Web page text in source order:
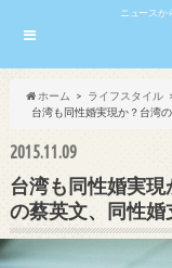
ニュースか
ホーム
ライフスタイル
台湾も同性婚実現か？台湾
2015.11.09
台湾も同性婚実
の蔡英文、同性婚